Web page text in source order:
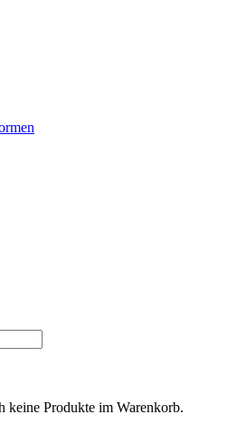
keine Produkte im Warenkorb.